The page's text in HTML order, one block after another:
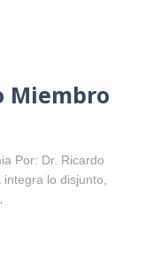
Miembro
Por: Dr. Ricardo
lo disjunto,